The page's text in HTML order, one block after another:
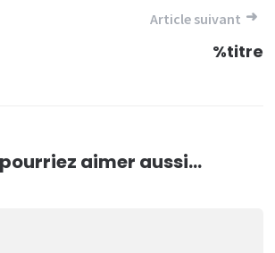
Article suivant
%titre
aimer aussi...